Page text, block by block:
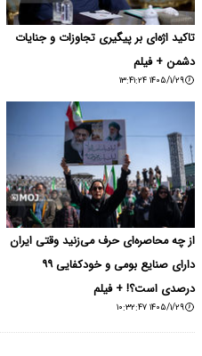
تاکید اژه‌ای بر پیگیری تجاوزات و جنایات
دشمن + فیلم
۱۴۰۵/۱/۲۹ ۱۳:۴۱:۲۴
از چه محاصره‌ای حرف می‌زنید وقتی ایران
دارای صنایع بومی و خودکفایی ۹۹
درصدی است؟! + فیلم
۱۴۰۵/۱/۲۹ ۱۰:۳۲:۴۷